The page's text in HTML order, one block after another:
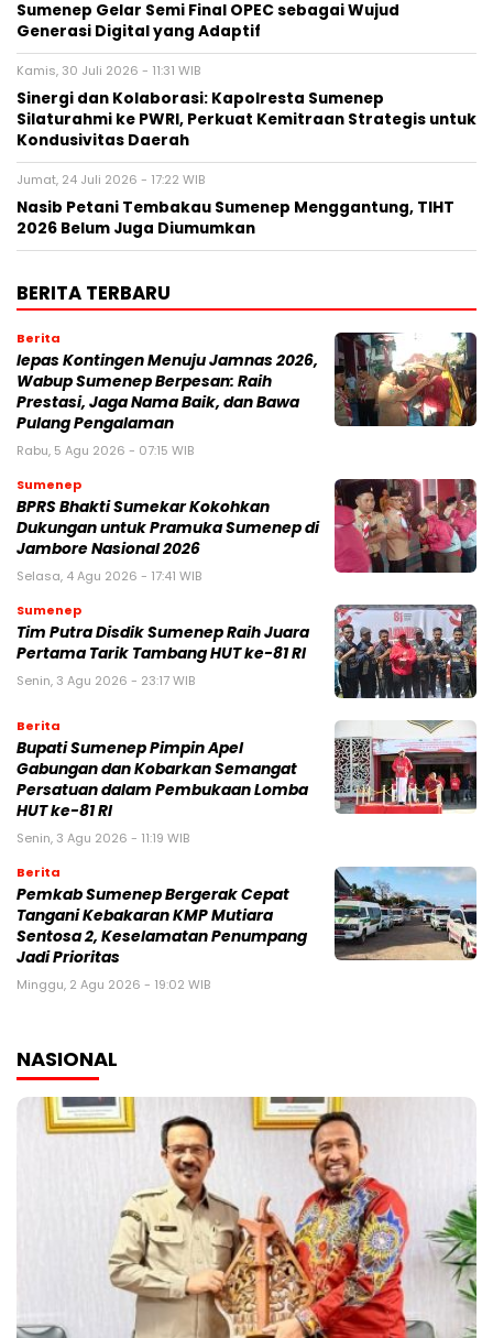
Sumenep Gelar Semi Final OPEC sebagai Wujud
Generasi Digital yang Adaptif
Kamis, 30 Juli 2026 - 11:31 WIB
Sinergi dan Kolaborasi: Kapolresta Sumenep
Silaturahmi ke PWRI, Perkuat Kemitraan Strategis untuk
Kondusivitas Daerah
Jumat, 24 Juli 2026 - 17:22 WIB
Nasib Petani Tembakau Sumenep Menggantung, TIHT
2026 Belum Juga Diumumkan
BERITA TERBARU
Berita
lepas Kontingen Menuju Jamnas 2026,
Wabup Sumenep Berpesan: Raih
Prestasi, Jaga Nama Baik, dan Bawa
Pulang Pengalaman
Rabu, 5 Agu 2026 - 07:15 WIB
Sumenep
BPRS Bhakti Sumekar Kokohkan
Dukungan untuk Pramuka Sumenep di
Jambore Nasional 2026
Selasa, 4 Agu 2026 - 17:41 WIB
Sumenep
Tim Putra Disdik Sumenep Raih Juara
Pertama Tarik Tambang HUT ke-81 RI
Senin, 3 Agu 2026 - 23:17 WIB
Berita
Bupati Sumenep Pimpin Apel
Gabungan dan Kobarkan Semangat
Persatuan dalam Pembukaan Lomba
HUT ke-81 RI
Senin, 3 Agu 2026 - 11:19 WIB
Berita
Pemkab Sumenep Bergerak Cepat
Tangani Kebakaran KMP Mutiara
Sentosa 2, Keselamatan Penumpang
Jadi Prioritas
Minggu, 2 Agu 2026 - 19:02 WIB
NASIONAL